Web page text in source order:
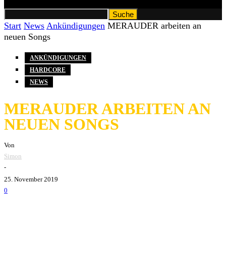
Start News Ankündigungen MERAUDER arbeiten an
neuen Songs
ANKÜNDIGUNGEN
HARDCORE
NEWS
MERAUDER ARBEITEN AN
NEUEN SONGS
Von
Simon
-
25. November 2019
0